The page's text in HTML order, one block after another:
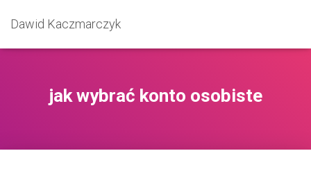
Dawid Kaczmarczyk
jak wybrać konto osobiste